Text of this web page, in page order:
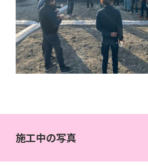
施工中の写真